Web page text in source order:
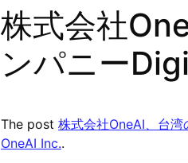
株式会社
ンパニー
The post 株式会社OneAI、台
OneAI Inc..